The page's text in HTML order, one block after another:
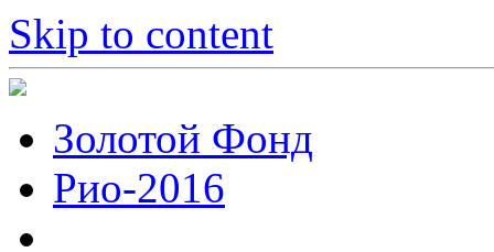
Skip to content
Золотой Фонд
Рио-2016